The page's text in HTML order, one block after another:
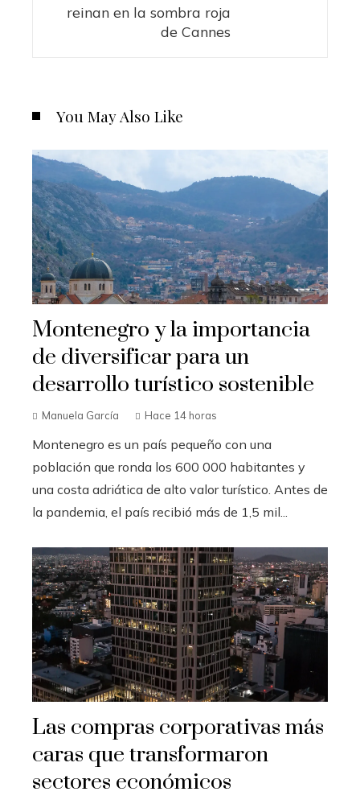
reinan en la sombra roja
de Cannes
You May Also Like
Montenegro y la importancia
de diversificar para un
desarrollo turístico sostenible
Manuela García Hace 14 horas
Montenegro es un país pequeño con una
población que ronda los 600 000 habitantes y
una costa adriática de alto valor turístico. Antes de
la pandemia, el país recibió más de 1,5 mil...
Las compras corporativas más
caras que transformaron
sectores económicos